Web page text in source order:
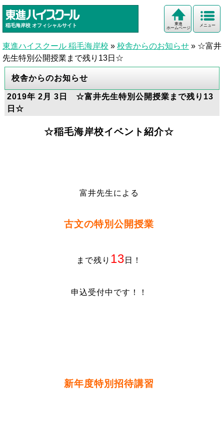
稲毛海岸校 オフィシャルサイト メニュー
東進
ホームページ
東進ハイスクール 稲毛海岸校 » 校舎からのお知らせ » ☆富井
先生特別公開授業まで残り13日☆
校舎からのお知らせ
2019年 2月 3日 ☆富井先生特別公開授業まで残り13
日☆
☆稲毛海岸校イベント紹介☆
富井先生による
古文の特別公開授業
まで残り 13 日！
申込受付中です！！
新年度特別招待講習